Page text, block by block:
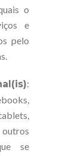
o
e
pelo
:
se